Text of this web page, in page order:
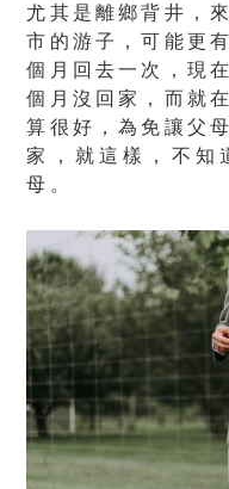
尤其是離鄉背井，
市的游子，可能更
個月回去一次，現
個月沒回家，而就
算很好，為免讓父
家，就這樣，不知
母。